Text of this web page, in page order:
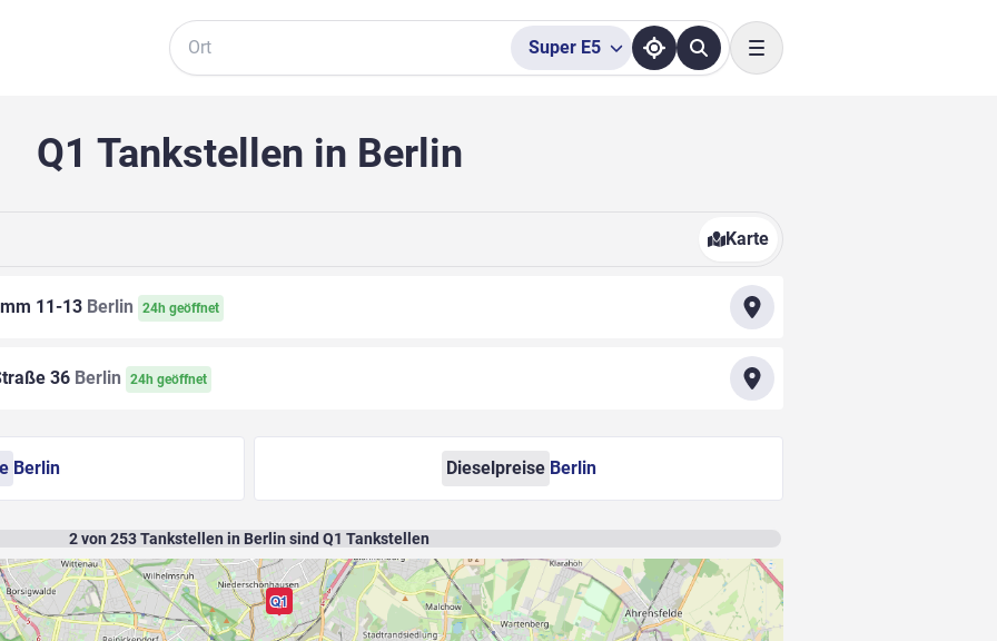
Suche
Super E5
Toggle navigation
Q1 Tankstellen in Berlin
Karte
11-13 Berlin 24h geöffnet
36 Berlin 24h geöffnet
Berlin Dieselpreise Berlin
2von 253Tankstellen in Berlin sind Q1 Tankstellen
Q1